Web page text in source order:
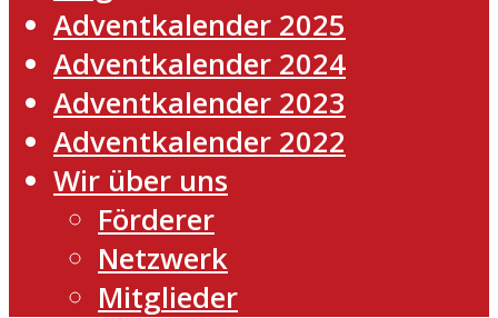
Adventkalender 2025
Adventkalender 2024
Adventkalender 2023
Adventkalender 2022
Wir über uns
Förderer
Netzwerk
Mitglieder